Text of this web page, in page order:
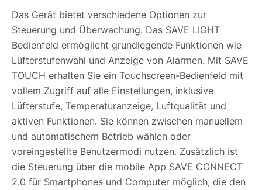
Das Gerät bietet verschiedene Optionen zur
Steuerung und Überwachung. Das SAVE LIGHT
Bedienfeld ermöglicht grundlegende Funktionen wie
Lüfterstufenwahl und Anzeige von Alarmen. Mit SAVE
TOUCH erhalten Sie ein Touchscreen-Bedienfeld mit
vollem Zugriff auf alle Einstellungen, inklusive
Lüfterstufe, Temperaturanzeige, Luftqualität und
aktiven Funktionen. Sie können zwischen manuellem
und automatischem Betrieb wählen oder
voreingestellte Benutzermodi nutzen. Zusätzlich ist
die Steuerung über die mobile App SAVE CONNECT
2.0 für Smartphones und Computer möglich, die den